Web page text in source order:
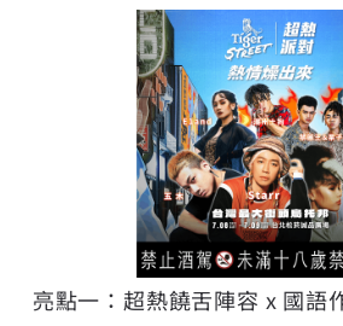
亮點一：超熱饒舌陣容 x 國語